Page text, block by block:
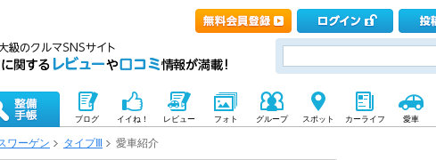
ブログ イイね！ レビュー フォト グループ スポット カーライフ 愛車
ワーゲン タイプⅢ 愛車紹介